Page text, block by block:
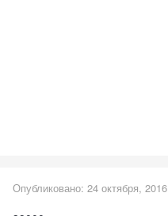
Опубликовано: 24 октября, 2016